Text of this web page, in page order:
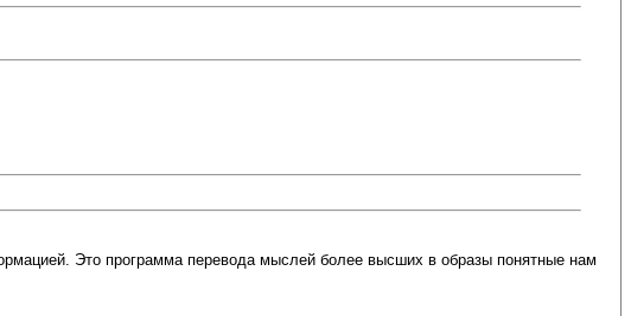
Это программа перевода мыслей более высших в образы понятные нам